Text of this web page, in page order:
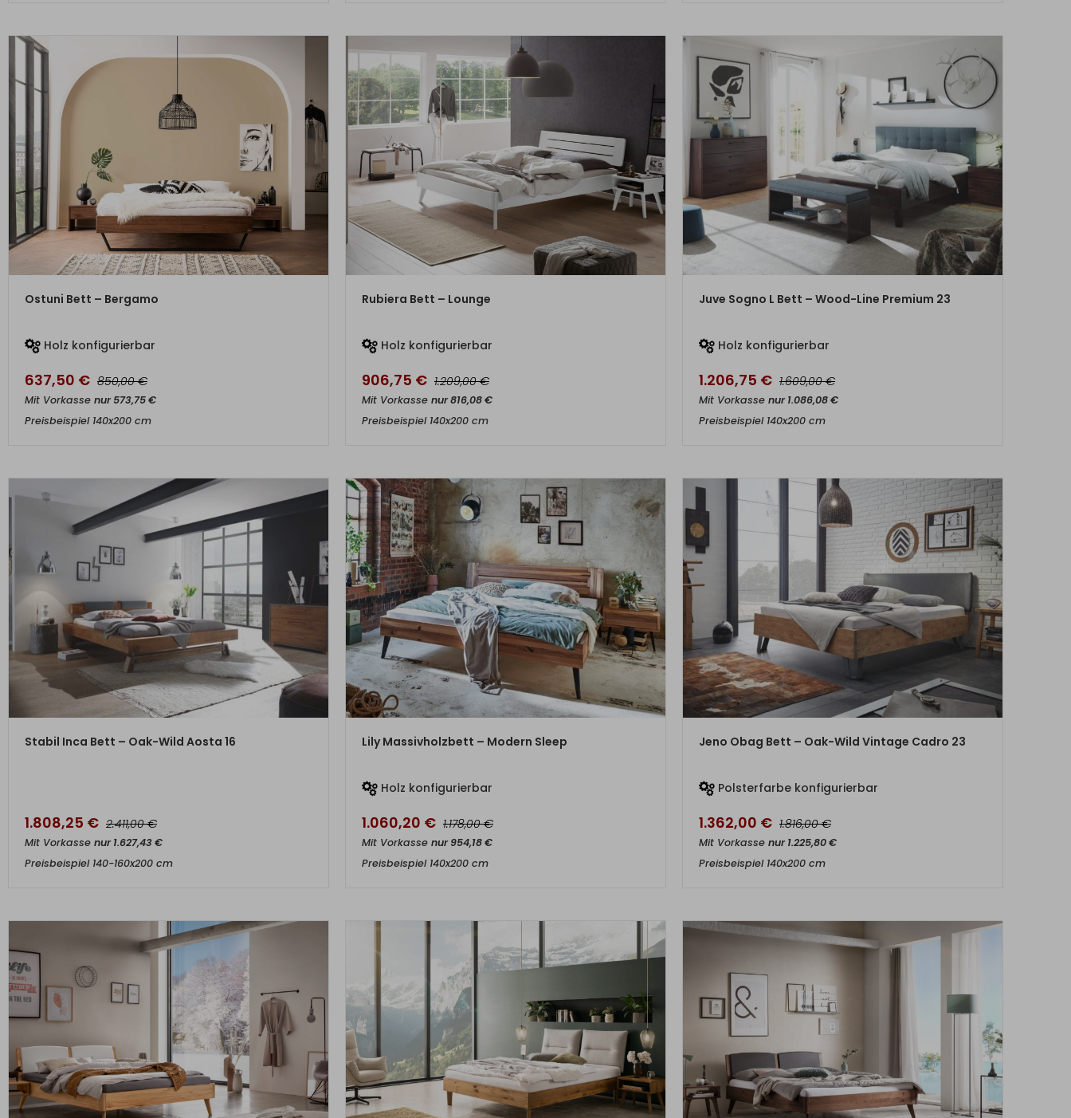
Ostuni Bett – Bergamo
Holz konfigurierbar
637,50 € 850,00€
Mit Vorkasse nur573,75€
Preisbeispiel 140x200 cm
Rubiera Bett – Lounge
Holz konfigurierbar
906,75 € 1.209,00€
Mit Vorkasse nur816,08€
Preisbeispiel 140x200 cm
ZUM PRODUKT
Juve Sogno L Bett – Wood-Line Premium 23
Holz konfigurierbar
1.206,75 € 1.609,00€
Mit Vorkasse nur1.086,08€
Preisbeispiel 140x200 cm
ZUM PRODUKT
Stabil Inca Bett – Oak-Wild Aosta 16
1.808,25 € 2.411,00€
Mit Vorkasse nur1.627,43€
Preisbeispiel 140-160x200 cm
Lily Massivholzbett – Modern Sleep
Holz konfigurierbar
1.060,20 € 1.178,00€
Mit Vorkasse nur954,18€
Preisbeispiel 140x200 cm
ZUM PRODUKT
Jeno Obag Bett – Oak-Wild Vintage Cadro 23
Polsterfarbe konfigurierbar
1.362,00 € 1.816,00€
Mit Vorkasse nur1.225,80€
Preisbeispiel 140x200 cm